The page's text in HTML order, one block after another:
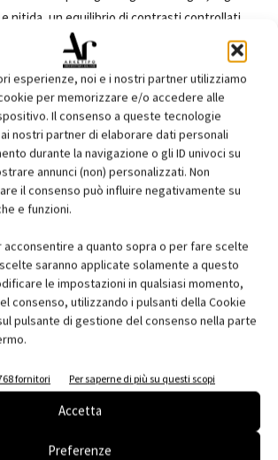
esperienze, noi e i nostri partner utilizziamo
per memorizzare e/o accedere alle
Il consenso a queste tecnologie
nostri partner di elaborare dati personali
durante la navigazione o gli ID univoci su
annunci (non) personalizzati. Non
il consenso può influire negativamente su
e funzioni.
acconsentire a quanto sopra o per fare scelte
saranno applicate solamente a questo
le impostazioni in qualsiasi momento,
consenso, utilizzando i pulsanti della Cookie
pulsante di gestione del consenso nella parte
fornitori Per saperne di più su questi scopi
Accetta
Preferenze
nitida, un equilibrio di contrasti controllati,
note che avvolgono senza stravolgere.